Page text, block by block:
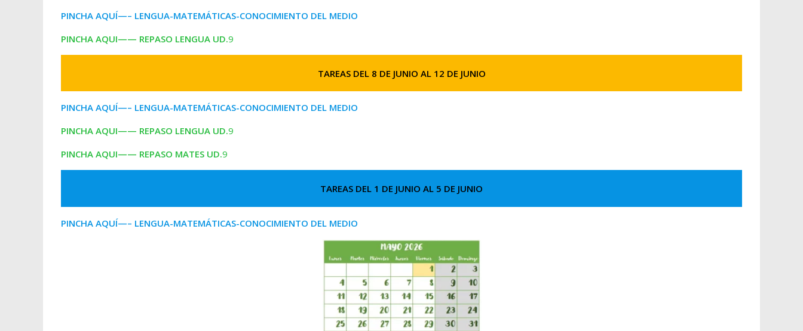
PINCHA AQUÍ—– LENGUA-MATEMÁTICAS-CONOCIMIENTO DEL MEDIO
PINCHA AQUI—— REPASO LENGUA UD.9
TAREAS DEL 8 DE JUNIO AL 12 DE JUNIO
PINCHA AQUÍ—– LENGUA-MATEMÁTICAS-CONOCIMIENTO DEL MEDIO
PINCHA AQUI—— REPASO LENGUA UD.9
PINCHA AQUI—— REPASO MATES UD.9
TAREAS DEL 1 DE JUNIO AL 5 DE JUNIO
PINCHA AQUÍ—– LENGUA-MATEMÁTICAS-CONOCIMIENTO DEL MEDIO